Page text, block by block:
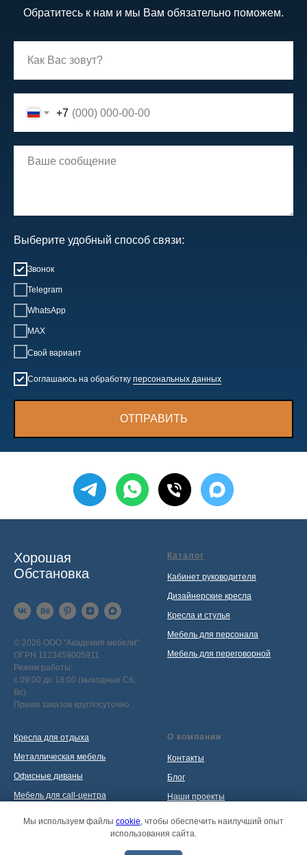
Обратитесь к нам и мы Вам обязательно поможем.
+7
Выберите удобный способ связи:
Звонок
Telegram
WhatsApp
MAX
Свой вариант
Соглашаюсь на обработку персональных данных
ОТПРАВИТЬ
Мы используем файлы cookie, чтобы обеспечить наилучший опыт
использования сайта.
Хорошая
Обстановка
© 2026 ООО "Академия мебели"
ОГРН 1123459005911
Режим работы:
с 09:00 до 18:00 (выходные Сб,
Вс)
Прием заказов круглосуточно
Каталог
Кабинет руководителя
Дизайнерские кресла
Кресла и стулья
Мебель для персонала
Мебель для переговорной
Кресла для отдыха
Металлическая мебель
Офисные диваны
Мебель для call-центра
О компании
Контакты
Блог
Наши проекты
Политика обработки
персональных данных